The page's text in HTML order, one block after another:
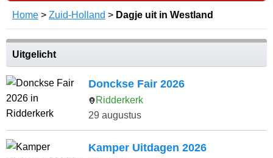
Home > Zuid-Holland > Dagje uit in Westland
Uitgelicht
Donckse Fair 2026
Ridderkerk
29 augustus
Kamper Uitdagen 2026